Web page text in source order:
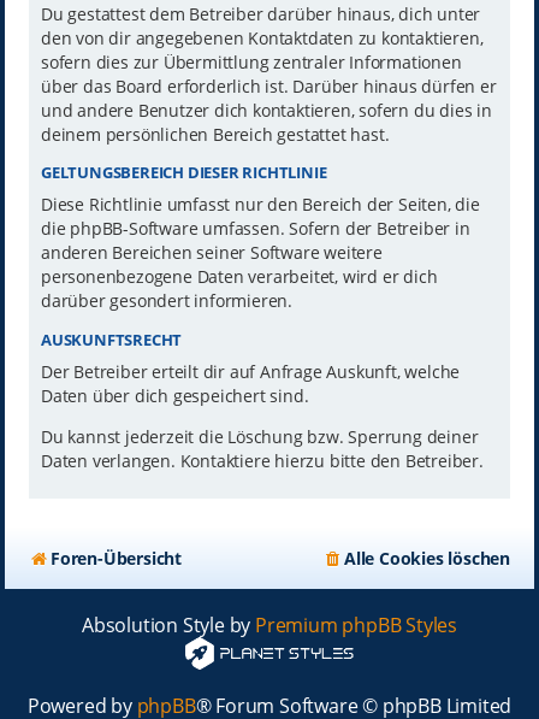
Du gestattest dem Betreiber darüber hinaus, dich unter
den von dir angegebenen Kontaktdaten zu kontaktieren,
sofern dies zur Übermittlung zentraler Informationen
über das Board erforderlich ist. Darüber hinaus dürfen er
und andere Benutzer dich kontaktieren, sofern du dies in
deinem persönlichen Bereich gestattet hast.
GELTUNGSBEREICH DIESER RICHTLINIE
Diese Richtlinie umfasst nur den Bereich der Seiten, die
die phpBB-Software umfassen. Sofern der Betreiber in
anderen Bereichen seiner Software weitere
personenbezogene Daten verarbeitet, wird er dich
darüber gesondert informieren.
AUSKUNFTSRECHT
Der Betreiber erteilt dir auf Anfrage Auskunft, welche
Daten über dich gespeichert sind.
Du kannst jederzeit die Löschung bzw. Sperrung deiner
Daten verlangen. Kontaktiere hierzu bitte den Betreiber.
Foren-Übersicht Alle Cookies löschen
Absolution Style by Premium phpBB Styles
Powered by phpBB® Forum Software © phpBB Limited